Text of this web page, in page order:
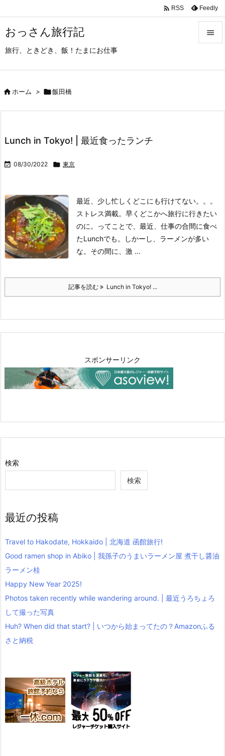
おっさん旅行記
旅行、ときどき、飯！たまにお仕事

 RSS Feedly
ホーム > 飯田橋
Lunch in Tokyo! | 最近食ったランチ
 08/30/2022  東京
最近、少し忙しくどこにも行けてない。。。
ストレス満載。早くどこかへ旅行に行きたい
のに。
ってことで、最近、仕事の合間に食べ
たLunchでも。
しかーし、ラーメンが多い
な。 その間に、激 ...
記事を読む Lunch in Tokyo! ...
スポンサーリンク
検索
検索
最近の投稿
Travel to Hakodate, Hokkaido | 北海道 函館旅行!
Good ramen shop in Abiko | 我孫子のうまいラーメン屋 煮干し醤油
ラーメン桂
Happy New Year 2025!
Photos taken recently while wandering around. | 最近うろちょろ
して撮った写真
Huh? When did that start? | いつから始まってたの？Amazonふる
さと納税